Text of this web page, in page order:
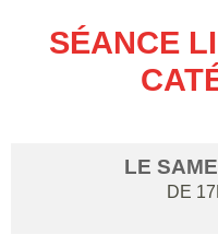
SÉANCE
LE
DE